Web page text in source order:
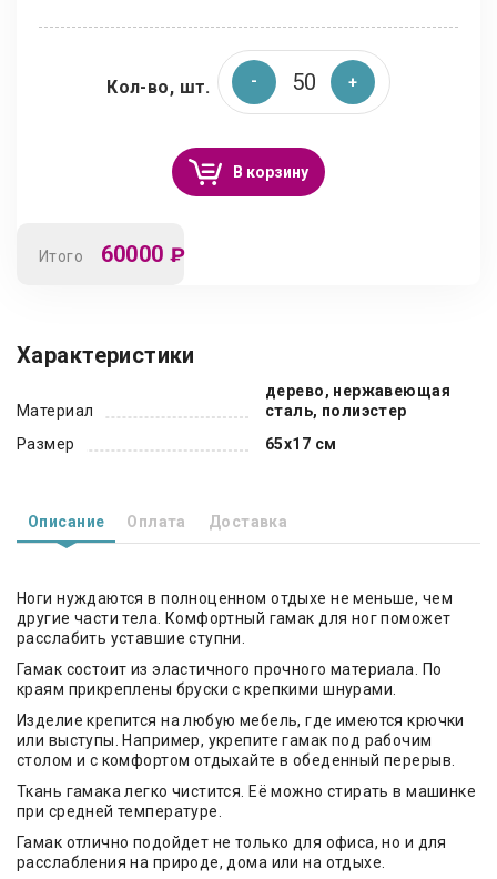
Кол-во, шт.
В корзину
Итого 60000 ₽
Характеристики
Материал
дерево, нержавеющая
сталь, полиэстер
Размер
65х17 см
Описание Оплата Доставка
Ноги нуждаются в полноценном отдыхе не меньше, чем
другие части тела. Комфортный гамак для ног поможет
расслабить уставшие ступни.
Гамак состоит из эластичного прочного материала. По
краям прикреплены бруски с крепкими шнурами.
Изделие крепится на любую мебель, где имеются крючки
или выступы. Например, укрепите гамак под рабочим
столом и с комфортом отдыхайте в обеденный перерыв.
Ткань гамака легко чистится. Её можно стирать в машинке
при средней температуре.
Гамак отлично подойдет не только для офиса, но и для
расслабления на природе, дома или на отдыхе.